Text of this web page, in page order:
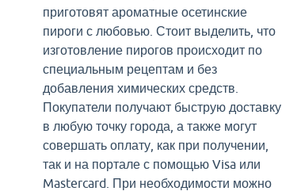
приготовят ароматные осетинские
пироги с любовью. Стоит выделить, что
изготовление пирогов происходит по
специальным рецептам и без
добавления химических средств.
Покупатели получают быструю доставку
в любую точку города, а также могут
совершать оплату, как при получении,
так и на портале с помощью Visa или
Mastercard. При необходимости можно